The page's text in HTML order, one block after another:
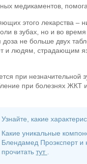
медикаментов,
этого лекарства –
в зубах, но и во
не больше двух
и людям, страдающим
при незначительной
при болезнях ЖКТ
Узнайте, какие
Какие уникальные
Блендамед Проэксперт и
прочитать тут .